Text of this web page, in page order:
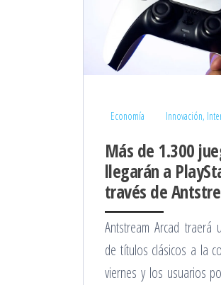
Economía Innovación,
Más de 1.300
llegarán a
través de
Antstream Arcad traerá
de títulos clásicos a la
viernes y los usuarios